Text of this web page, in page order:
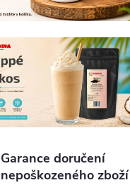
Garance doručení
nepoškozeného zboží